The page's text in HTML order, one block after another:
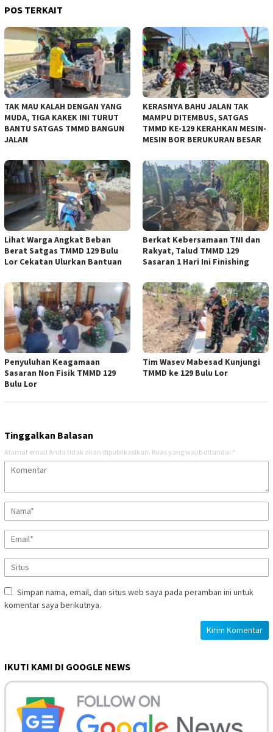
POS TERKAIT
TAK MAU KALAH DENGAN YANG
MUDA, TIGA KAKEK INI TURUT
BANTU SATGAS TMMD BANGUN
JALAN
KERASNYA BAHU JALAN TAK
MAMPU DITEMBUS, SATGAS
TMMD KE-129 KERAHKAN MESIN-
MESIN BOR BERUKURAN BESAR
Lihat Warga Angkat Beban
Berat Satgas TMMD 129 Bulu
Lor Cekatan Ulurkan Bantuan
Berkat Kebersamaan TNI dan
Rakyat, Talud TMMD 129
Sasaran 1 Hari Ini Finishing
Penyuluhan Keagamaan
Sasaran Non Fisik TMMD 129
Bulu Lor
Tim Wasev Mabesad Kunjungi
TMMD ke 129 Bulu Lor
Tinggalkan Balasan
Alamat email Anda tidak akan dipublikasikan. Ruas yang wajib ditandai *
Simpan nama, email, dan situs web saya pada peramban ini untuk
komentar saya berikutnya.
IKUTI KAMI DI GOOGLE NEWS